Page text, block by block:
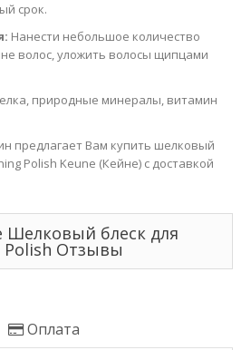
срок.
Нанести небольшое количество
волос, уложить волосы щипцами
природные минералы, витамин
предлагает Вам купить шелковый
Polish Keune (Кейне) с доставкой
Шелковый блеск для
Polish Отзывы
Оплата